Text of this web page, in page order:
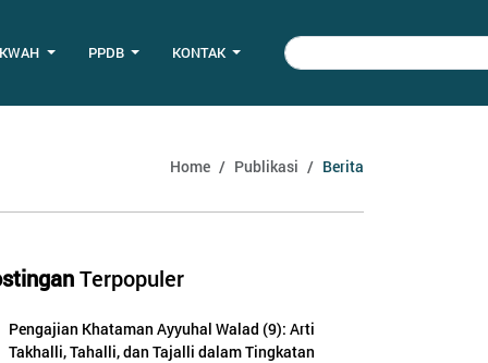
PPDB KONTAK
Home Publikasi Berita
Terpopuler
Pengajian Khataman Ayyuhal Walad (9): Arti
Takhalli, Tahalli, dan Tajalli dalam Tingkatan